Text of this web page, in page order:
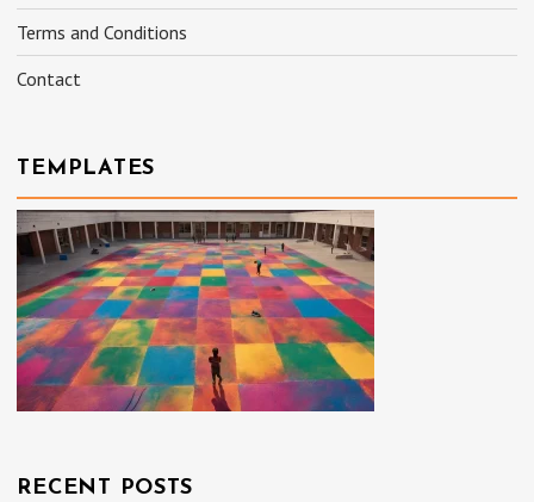
Terms and Conditions
Contact
TEMPLATES
RECENT POSTS